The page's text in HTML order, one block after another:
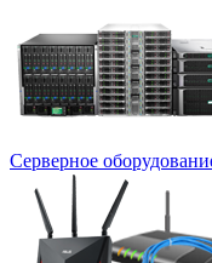
Серверное